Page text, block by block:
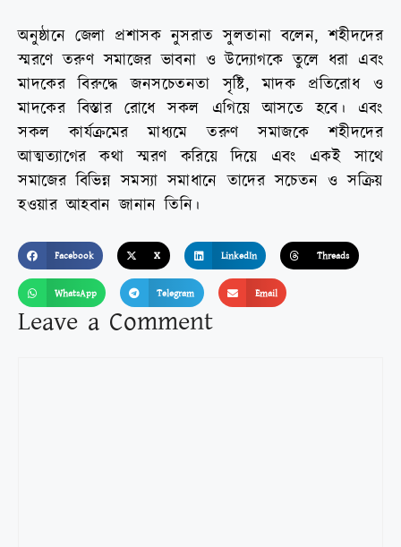
অনুষ্ঠানে জেলা প্রশাসক নুসরাত সুলতানা বলেন, শহীদদের
স্মরণে তরুণ সমাজের ভাবনা ও উদ্যোগকে তুলে ধরা এবং
মাদকের বিরুদ্ধে জনসচেতনতা সৃষ্টি, মাদক প্রতিরোধ ও
মাদকের বিস্তার রোধে সকল এগিয়ে আসতে হবে। এবং
সকল কার্যক্রমের মাধ্যমে তরুণ সমাজকে শহীদদের
আত্মত্যাগের কথা স্মরণ করিয়ে দিয়ে এবং একই সাথে
সমাজের বিভিন্ন সমস্যা সমাধানে তাদের সচেতন ও সক্রিয়
হওয়ার আহবান জানান তিনি।
Facebook X LinkedIn Threads
WhatsApp Telegram Email
Leave a Comment